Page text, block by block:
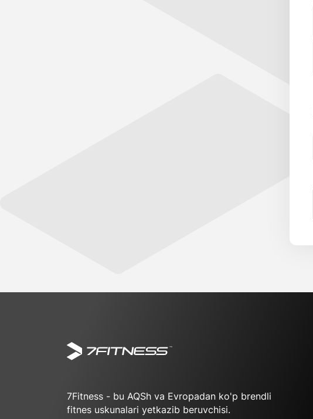
7Fitness - bu AQSh va Evropadan ko'p brendli
fitnes uskunalari yetkazib beruvchisi.